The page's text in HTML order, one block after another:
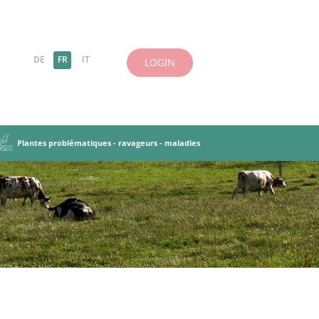
DE FR IT LOGIN
de base Objectifs et principes
et pâturages
légumineuses
des PT Cultures dérobées
Plantes problématiques - ravageurs - maladies
Ravageurs, maladies